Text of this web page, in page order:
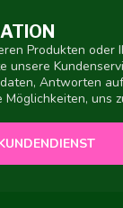
Produkten oder
unsere
Antworten
Möglichkeiten, uns